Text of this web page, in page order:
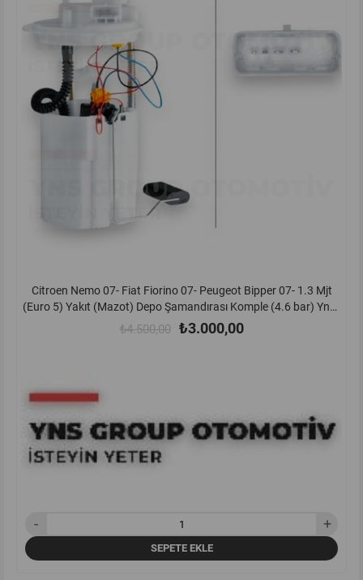
Citroen Nemo 07- Fiat Fiorino 07- Peugeot Bipper 07- 1.3 Mjt
(Euro 5) Yakıt (Mazot) Depo Şamandırası Komple (4.6 bar) Yns -
52127320
₺3.000,00
₺4.500,00
SEPETE EKLE